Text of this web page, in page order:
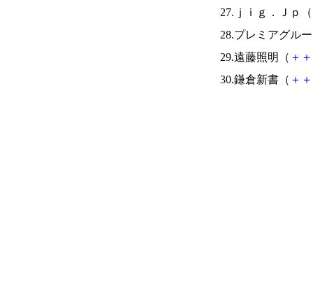
27.ｊｉｇ．Ｊｐ（
28.プレミアグル
29.遠藤照明（ ＋ ＋
30.鎌倉新書（ ＋ ＋